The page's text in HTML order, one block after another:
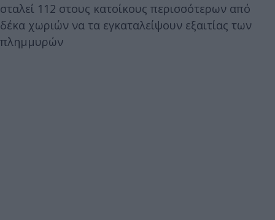
σταλεί 112 στους κατοίκους περισσότερων από
δέκα χωριών να τα εγκαταλείψουν εξαιτίας των
πλημμυρών